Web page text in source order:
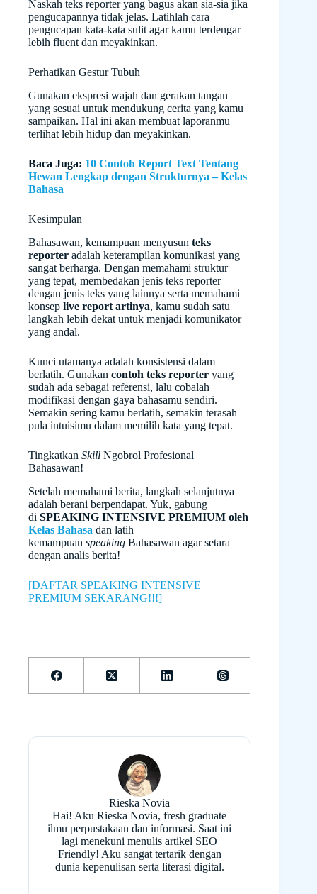
Naskah teks reporter yang bagus akan sia-sia jika
pengucapannya tidak jelas. Latihlah cara
pengucapan kata-kata sulit agar kamu terdengar
lebih fluent dan meyakinkan.
Perhatikan Gestur Tubuh
Gunakan ekspresi wajah dan gerakan tangan
yang sesuai untuk mendukung cerita yang kamu
sampaikan. Hal ini akan membuat laporanmu
terlihat lebih hidup dan meyakinkan.
Baca Juga: 10 Contoh Report Text Tentang
Hewan Lengkap dengan Strukturnya – Kelas
Bahasa
Kesimpulan
Bahasawan, kemampuan menyusun teks
reporter adalah keterampilan komunikasi yang
sangat berharga. Dengan memahami struktur
yang tepat, membedakan jenis teks reporter
dengan jenis teks yang lainnya serta memahami
konsep live report artinya, kamu sudah satu
langkah lebih dekat untuk menjadi komunikator
yang andal.
Kunci utamanya adalah konsistensi dalam
berlatih. Gunakan contoh teks reporter yang
sudah ada sebagai referensi, lalu cobalah
modifikasi dengan gaya bahasamu sendiri.
Semakin sering kamu berlatih, semakin terasah
pula intuisimu dalam memilih kata yang tepat.
Tingkatkan Skill Ngobrol Profesional
Bahasawan!
Setelah memahami berita, langkah selanjutnya
adalah berani berpendapat. Yuk, gabung
di SPEAKING INTENSIVE PREMIUM oleh
Kelas Bahasa dan latih
kemampuan speaking Bahasawan agar setara
dengan analis berita!
[DAFTAR SPEAKING INTENSIVE
PREMIUM SEKARANG!!!]
Rieska Novia
Hai! Aku Rieska Novia, fresh graduate
ilmu perpustakaan dan informasi. Saat ini
lagi menekuni menulis artikel SEO
Friendly! Aku sangat tertarik dengan
dunia kepenulisan serta literasi digital.